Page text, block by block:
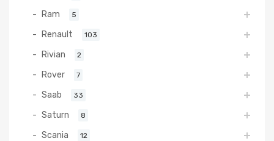
Ram 5
Renault 103
Rivian 2
Rover 7
Saab 33
Saturn 8
Scania 12